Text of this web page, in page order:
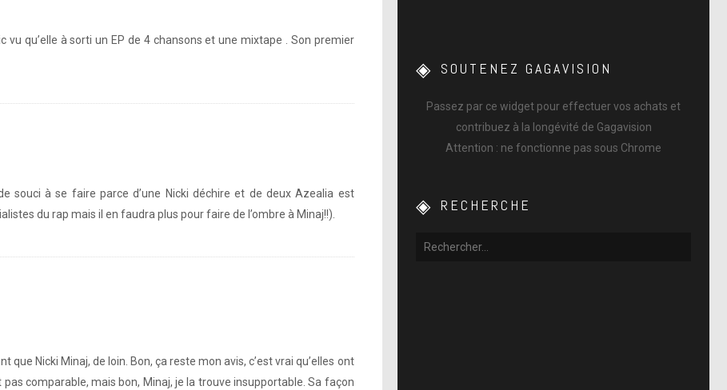
vu qu’elle à sorti un EP de 4 chansons et une mixtape . Son premier
souci à se faire parce d’une Nicki déchire et de deux Azealia est
du rap mais il en faudra plus pour faire de l’ombre à Minaj!!).
Nicki Minaj, de loin. Bon, ça reste mon avis, c’est vrai qu’elles ont
comparable, mais bon, Minaj, je la trouve insupportable. Sa façon
SOUTENEZ GAGAVISION
Passez par ce widget pour effectuer vos achats et
contribuez à la longévité de Gagavision
Attention : ne fonctionne pas sous Chrome
RECHERCHE